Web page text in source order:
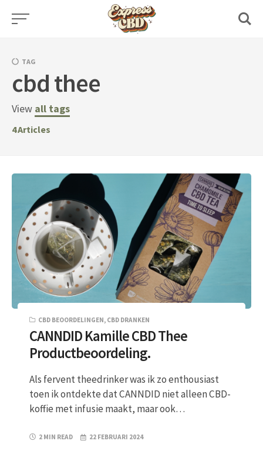
Skip
TAG
cbd thee
View all tags
4Articles
CBD BEOORDELINGEN, CBD DRANKEN
CANNDID Kamille CBD Thee
Productbeoordeling.
Als fervent theedrinker was ik zo enthousiast
toen ik ontdekte dat CANNDID niet alleen CBD-
koffie met infusie maakt, maar ook…
2 MIN READ 22 FEBRUARI 2024